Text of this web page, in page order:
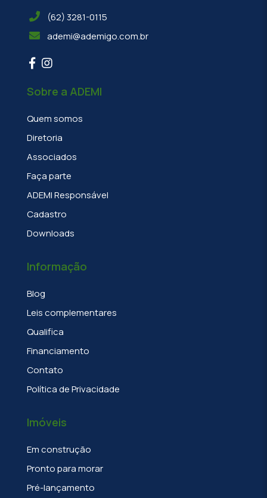
(62) 3281-0115
ademi@ademigo.com.br
Sobre a ADEMI
Quem somos
Diretoria
Associados
Faça parte
ADEMI Responsável
Cadastro
Downloads
Informação
Blog
Leis complementares
Qualifica
Financiamento
Contato
Política de Privacidade
Imóveis
Em construção
Pronto para morar
Pré-lançamento